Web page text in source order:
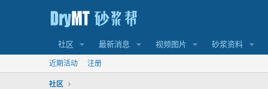
社区 最新消息 视频图片 砂浆资料
近期活动 注册
社区